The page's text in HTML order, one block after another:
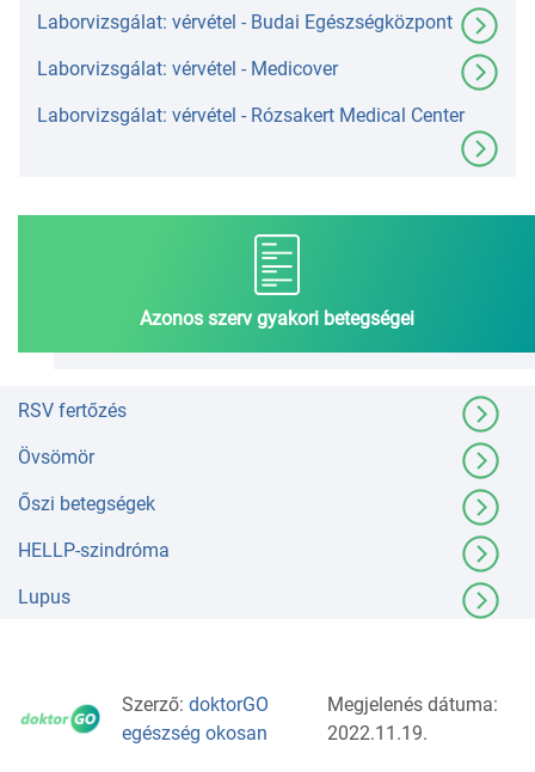
Laborvizsgálat: vérvétel - Budai Egészségközpont
Laborvizsgálat: vérvétel - Medicover
Laborvizsgálat: vérvétel - Rózsakert Medical Center
Azonos szerv gyakori betegségei
RSV fertőzés
Övsömör
Őszi betegségek
HELLP-szindróma
Lupus
Szerző: doktorGO
egészség okosan
Megjelenés dátuma:
2022.11.19.